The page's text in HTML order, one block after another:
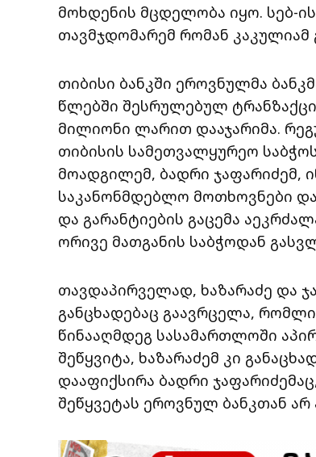
მოხდენის მცდელობა იყო. სებ-
თავმჯდომარემ რომან კაკულიამ
თიბისი ბანკში ეროვნულმა
წლებში შესრულებულ
მილიონი ლარით დააჯარიმა.
თიბისის სამეთვალყურეო
მოადგილემ, ბადრი
საკანონმდებლო მოთხოვნები
და გარანტიების გაცემა
ორივე მათგანის საბჭოდან
თავდაპირველად, ხაზარაძე და
განცხადებაც გაავრცელა,
წინააღმდეგ სასამართლოში
შეწყვიტა, ხაზარაძემ კი
დააფიქსირა ბადრი
შეწყვეტას ეროვნულ ბანკთან არ